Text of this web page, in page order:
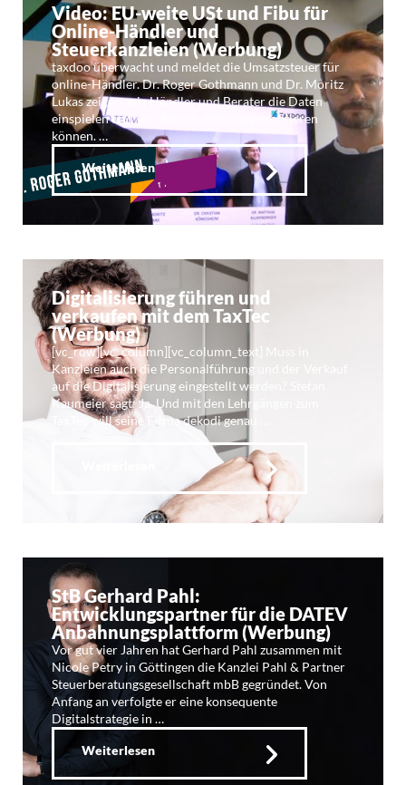
Video: EU-weite USt und Fibu für
Online-Händler und
Steuerkanzleien (Werbung)
taxdoo überwacht und meldet die Umsatzsteuer für
online-Händler. Dr. Roger Gothmann und Dr. Moritz
Lukas zeigen, wie Händler und Berater die Daten
einspielen und von Automatisierung profitieren
können. …
Weiterlesen
Digitalisierung führen und
verkaufen mit dem TaxTec
(Werbung)
[vc_row][vc_column][vc_column_text] Muss in
Kanzleien auch die Personalführung und der Verkauf
auf die Digitalisierung eingestellt werden? Stefan
Kaumeier sagt: Ja. Und mit den Lehrgängen zum
TaxTec will seine Firma dekodi genau …
StB Gerhard Pahl:
Entwicklungspartner für die DATEV
Anbahnungsplattform (Werbung)
Vor gut vier Jahren hat Gerhard Pahl zusammen mit
Nicole Petry in Göttingen die Kanzlei Pahl & Partner
Steuerberatungsgesellschaft mbB gegründet. Von
Anfang an verfolgte er eine konsequente
Digitalstrategie in …
Weiterlesen